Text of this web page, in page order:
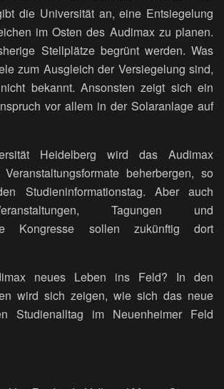
die Universität an, eine Entsiegelung
im Osten des Audimax zu planen.
Stellplätze begrünt werden. Was
zum Ausgleich der Versiegelung sind,
bekannt. Ansonsten zeigt sich ein
vor allem in der Solaranlage auf
Heidelberg wird das Audimax
beherbergen, so
Studieninformationstag. Aber auch
Tagungen und
Kongresse sollen zukünftig dort
neues Leben ins Feld? In den
wird sich zeigen, wie sich das neue
Studienalltag im Neuenheimer Feld